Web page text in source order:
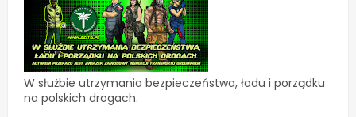
W służbie utrzymania bezpieczeństwa, ładu i porządku
na polskich drogach.